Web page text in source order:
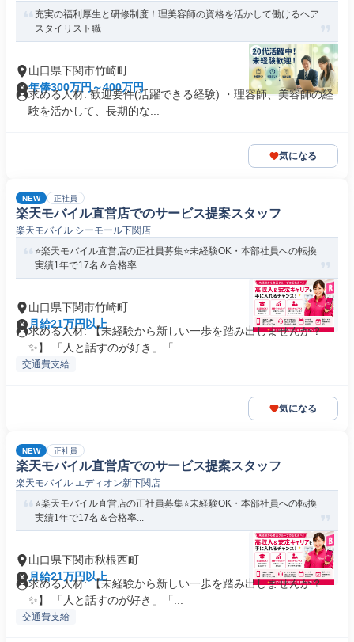
充実の福利厚生と研修制度！理美容師の資格を活かして働けるヘア
スタイリスト職
山口県下関市竹崎町
年俸300万円～400万円
求める人材: 歓迎要件(活躍できる経験) ・理容師、美容師の経
験を活かして、長期的な...
気になる
NEW 正社員
楽天モバイル直営店でのサービス提案スタッフ
楽天モバイル シーモール下関店
⭐️楽天モバイル直営店の正社員募集⭐️未経験OK・本部社員への転換
実績1年で17名＆合格率...
山口県下関市竹崎町
月給21万円以上
求める人材: 【未経験から新しい一歩を踏み出しませんか？
✨】 「人と話すのが好き」「...
交通費支給
気になる
NEW 正社員
楽天モバイル直営店でのサービス提案スタッフ
楽天モバイル エディオン新下関店
⭐️楽天モバイル直営店の正社員募集⭐️未経験OK・本部社員への転換
実績1年で17名＆合格率...
山口県下関市秋根西町
月給21万円以上
求める人材: 【未経験から新しい一歩を踏み出しませんか？
✨】 「人と話すのが好き」「...
交通費支給